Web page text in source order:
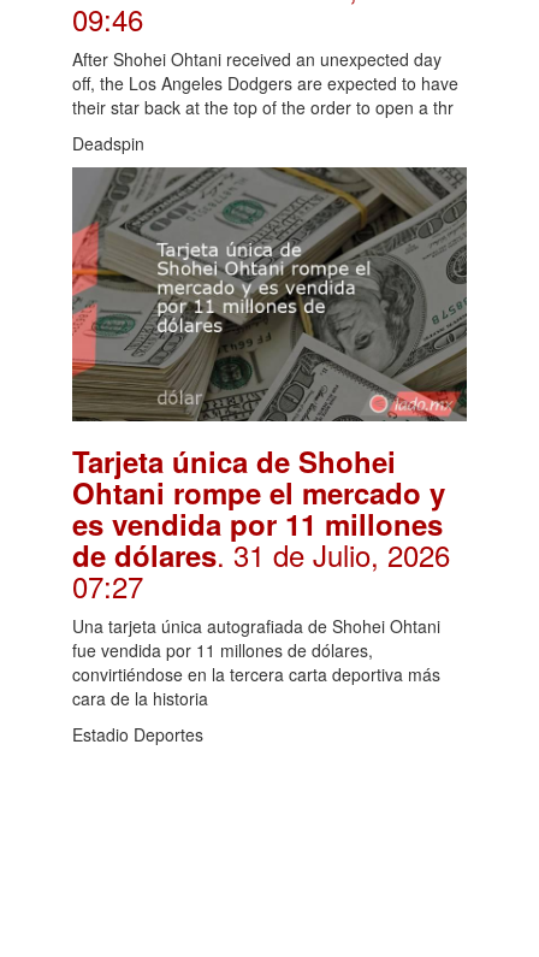
09:46
After Shohei Ohtani received an unexpected day
off, the Los Angeles Dodgers are expected to have
their star back at the top of the order to open a thr
Deadspin
Tarjeta única de Shohei
Ohtani rompe el mercado y
es vendida por 11 millones
de dólares. 31 de Julio, 2026
07:27
Una tarjeta única autografiada de Shohei Ohtani
fue vendida por 11 millones de dólares,
convirtiéndose en la tercera carta deportiva más
cara de la historia
Estadio Deportes